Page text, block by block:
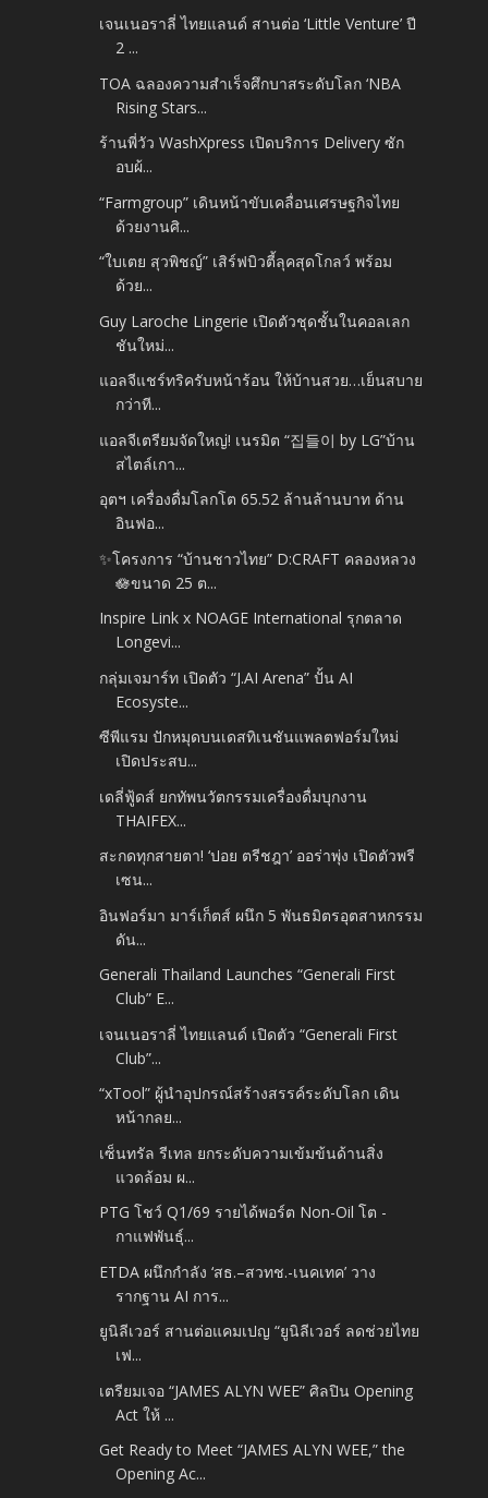
เจนเนอราลี่ ไทยแลนด์ สานต่อ ‘Little Venture’ ปี
2 ...
TOA ฉลองความสำเร็จศึกบาสระดับโลก ‘NBA
Rising Stars...
ร้านพี่วัว WashXpress เปิดบริการ Delivery ซัก
อบผ้...
“Farmgroup” เดินหน้าขับเคลื่อนเศรษฐกิจไทย
ด้วยงานศิ...
“ใบเตย สุวพิชญ์” เสิร์ฟบิวตี้ลุคสุดโกลว์ พร้อม
ด้วย...
Guy Laroche Lingerie เปิดตัวชุดชั้นในคอลเลก
ชันใหม่...
แอลจีแชร์ทริครับหน้าร้อน ให้บ้านสวย…เย็นสบาย
กว่าที...
แอลจีเตรียมจัดใหญ่! เนรมิต “집들이 by LG”บ้าน
สไตล์เกา...
อุตฯ เครื่องดื่มโลกโต 65.52 ล้านล้านบาท ด้าน
อินฟอ...
✨โครงการ “บ้านชาวไทย” D:CRAFT คลองหลวง
🪷ขนาด 25 ต...
Inspire Link x NOAGE International รุกตลาด
Longevi...
กลุ่มเจมาร์ท เปิดตัว “J.AI Arena” ปั้น AI
Ecosyste...
ซีพีแรม ปักหมุดบนเดสทิเนชันแพลตฟอร์มใหม่
เปิดประสบ...
เดลี่ฟู้ดส์ ยกทัพนวัตกรรมเครื่องดื่มบุกงาน
THAIFEX...
สะกดทุกสายตา! ‘ปอย ตรีชฎา’ ออร่าพุ่ง เปิดตัวพรี
เซน...
อินฟอร์มา มาร์เก็ตส์ ผนึก 5 พันธมิตรอุตสาหกรรม
ดัน...
Generali Thailand Launches “Generali First
Club” E...
เจนเนอราลี่ ไทยแลนด์ เปิดตัว “Generali First
Club”...
“xTool” ผู้นำอุปกรณ์สร้างสรรค์ระดับโลก เดิน
หน้ากลย...
เซ็นทรัล รีเทล ยกระดับความเข้มข้นด้านสิ่ง
แวดล้อม ผ...
PTG โชว์ Q1/69 รายได้พอร์ต Non-Oil โต -
กาแฟพันธุ์...
ETDA ผนึกกำลัง ‘สธ.–สวทช.-เนคเทค’ วาง
รากฐาน AI การ...
ยูนิลีเวอร์ สานต่อแคมเปญ “ยูนิลีเวอร์ ลดช่วยไทย
เฟ...
เตรียมเจอ “JAMES ALYN WEE” ศิลปิน Opening
Act ให้ ...
Get Ready to Meet “JAMES ALYN WEE,” the
Opening Ac...